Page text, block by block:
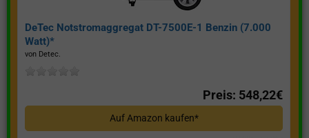
DeTec Notstromaggregat DT-7500E-1 Benzin (7.000
Watt)*
von Detec.
Preis: 548,22€
Auf Amazon kaufen*